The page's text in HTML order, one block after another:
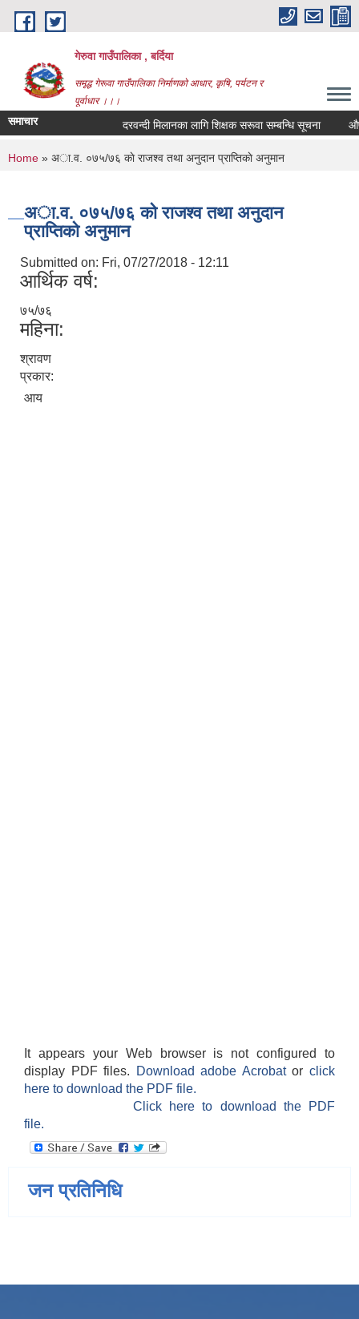
Skip to main content
गेरुवा गाउँपालिका , बर्दिया
समृद्ध गेरूवा गाउँपालिका निर्माणको आधार, कृषि, पर्यटन र
पूर्वाधार ।।।
समाचार दरवन्दी मिलानका लागि शिक्षक सरूवा सम्बन्धि सूचना
You are here
Home » अा.व. ०७५/७६ काे राजश्व तथा अनुदान प्राप्तिकाे अनुमान
अा.व. ०७५/७६ काे राजश्व तथा अनुदान
प्राप्तिकाे अनुमान
Submitted on: Fri, 07/27/2018 - 12:11
आर्थिक वर्ष:
७५/७६
महिना:
श्रावण
प्रकार:
आय
It appears your Web browser is not configured to
display PDF files.
Download adobe Acrobatorclick
here to download the PDF file.
Click here to download the PDF
file.
जन प्रतिनिधि